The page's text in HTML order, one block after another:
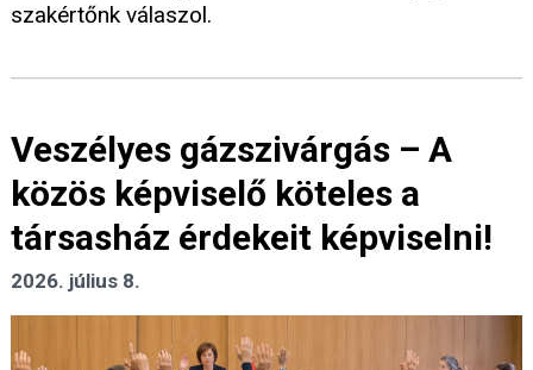
szakértőnk válaszol.
Veszélyes gázszivárgás – A
közös képviselő köteles a
társasház érdekeit képviselni!
2026. július 8.